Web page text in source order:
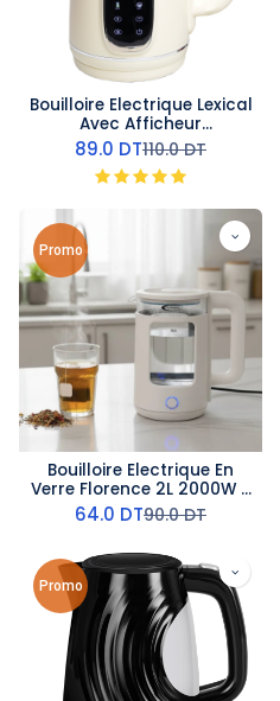
Bouilloire Electrique Lexical
Avec Afficheur
Température 2200W Beige
1,7L
89.0 DT110.0DT
Promo
Bouilloire Electrique En
Verre Florence 2L 2000W -
Blanc
64.0 DT90.0DT
Promo